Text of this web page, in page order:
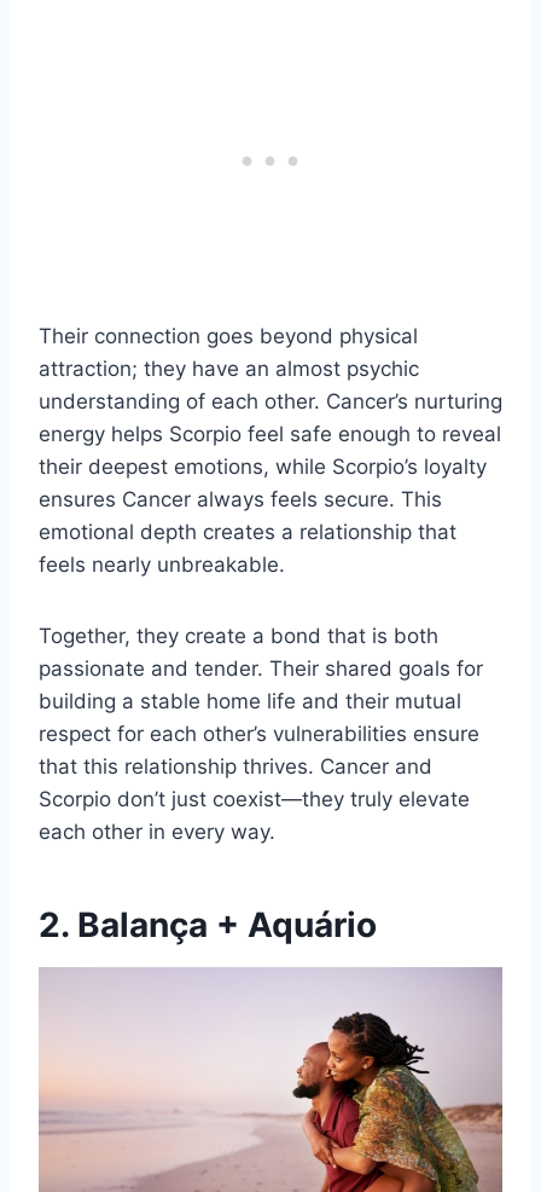
Their connection goes beyond physical
attraction; they have an almost psychic
understanding of each other. Cancer’s nurturing
energy helps Scorpio feel safe enough to reveal
their deepest emotions, while Scorpio’s loyalty
ensures Cancer always feels secure. This
emotional depth creates a relationship that
feels nearly unbreakable.
Together, they create a bond that is both
passionate and tender. Their shared goals for
building a stable home life and their mutual
respect for each other’s vulnerabilities ensure
that this relationship thrives. Cancer and
Scorpio don’t just coexist—they truly elevate
each other in every way.
2. Balança + Aquário